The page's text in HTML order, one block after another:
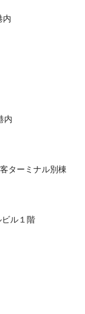
内
内
ターミナル別棟
ル１階